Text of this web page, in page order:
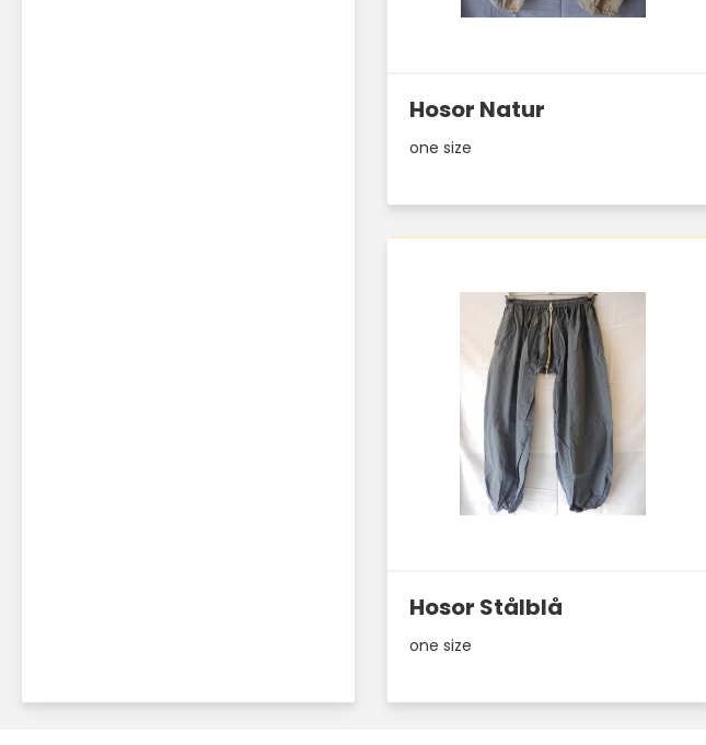
Hosor Natur
one size
Hosor Stålblå
one size